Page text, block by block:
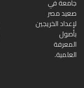
جامعة في
صعيد مصر
لإعداد الخريجين
بأصول
المعرفة
العلمية.